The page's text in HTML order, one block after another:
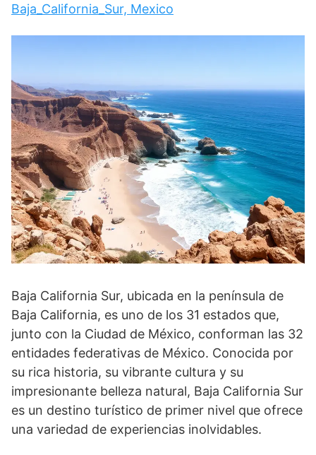
Baja_California_Sur, Mexico
Baja California Sur, ubicada en la península de
Baja California, es uno de los 31 estados que,
junto con la Ciudad de México, conforman las 32
entidades federativas de México. Conocida por
su rica historia, su vibrante cultura y su
impresionante belleza natural, Baja California Sur
es un destino turístico de primer nivel que ofrece
una variedad de experiencias inolvidables.